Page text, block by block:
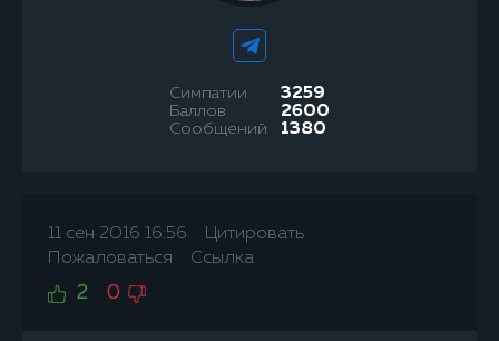
Симпатии 3259
Баллов 2600
Сообщений 1380
11 сен 2016 16:56
Цитировать
Пожаловаться
Ссылка
2 0